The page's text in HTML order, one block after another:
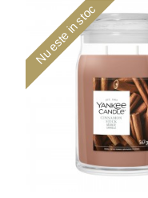
Nu este in stoc